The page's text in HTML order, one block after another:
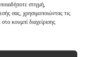
στιγμή,
σας, χρησιμοποιώντας τις
κουμπί διαχείρισης
LOTUS ΜΕ
ΜΕΤΑΛΛΙΚΌ
€156.00